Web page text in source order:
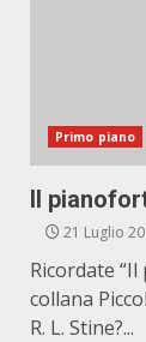
Primo piano
Il
21 Luglio
Ricordate
collana
R. L. Stine?...